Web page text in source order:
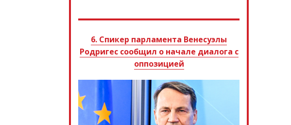
6. Спикер парламента Венесуэлы
Родригес сообщил о начале диалога с
оппозицией